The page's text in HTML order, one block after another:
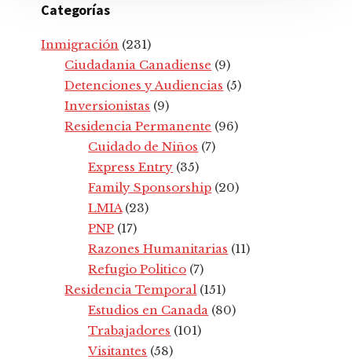
Categorías
Inmigración (231)
Ciudadania Canadiense (9)
Detenciones y Audiencias (5)
Inversionistas (9)
Residencia Permanente (96)
Cuidado de Niños (7)
Express Entry (35)
Family Sponsorship (20)
LMIA(23)
PNP (17)
Razones Humanitarias (11)
Refugio Politico (7)
Residencia Temporal (151)
Estudios en Canada (80)
Trabajadores (101)
Visitantes (58)